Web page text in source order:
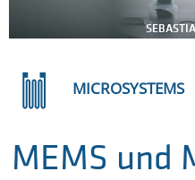
MICROSYSTEMS
MEMS und